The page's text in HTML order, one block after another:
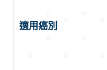
適用癌別